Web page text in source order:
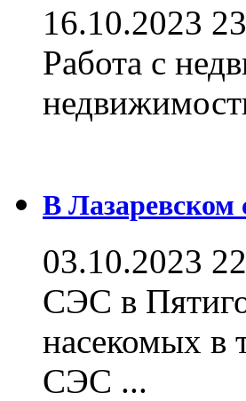
16.10.2023
Работа с
В Лазаревском
03.10.2023
СЭС в
насекомых в
СЭС ...